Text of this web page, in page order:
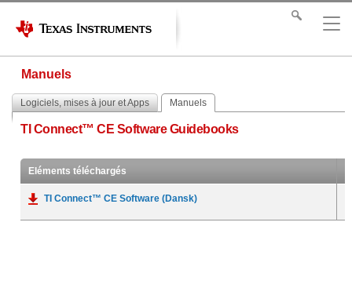
Manuels
Logiciels, mises à jour et Apps Manuels
TI Connect™ CE Software Guidebooks
Eléments téléchargés
TI Connect™ CE Software (Dansk)